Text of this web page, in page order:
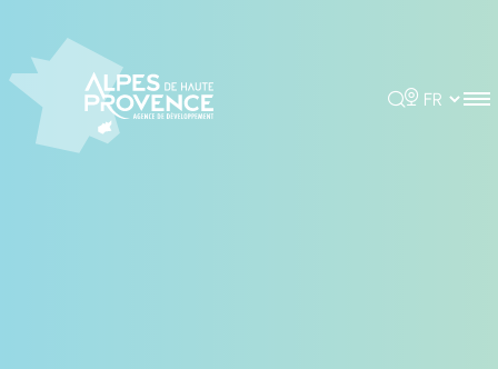
Rechercher
Choisir la